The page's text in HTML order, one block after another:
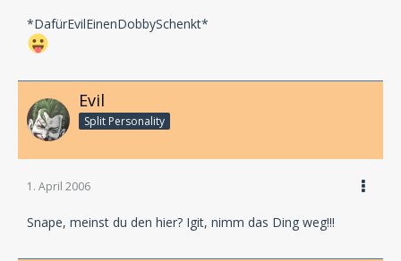
*DafürEvilEinenDobbySchenkt*
Evil
Split Personality
1. April 2006
Snape, meinst du den hier? Igit, nimm das Ding weg!!!